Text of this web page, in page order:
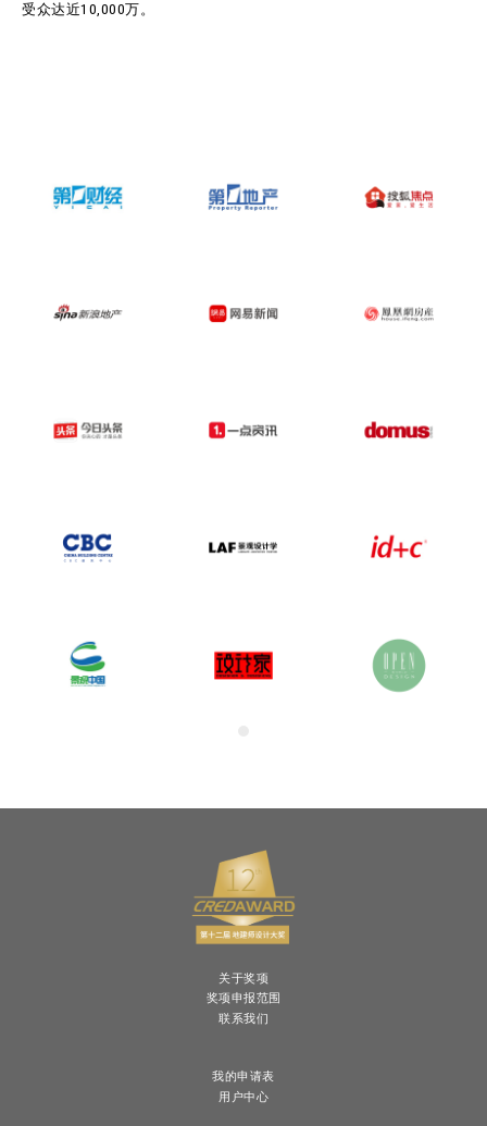
受众达近10,000万。
关于奖项
奖项申报范围
联系我们
我的申请表
用户中心